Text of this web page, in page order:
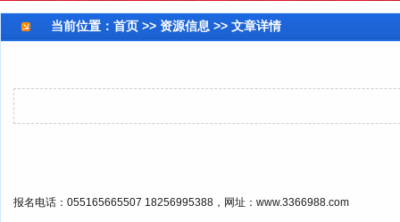
当前位置： 首页 >> 资源信息 >> 文章详情
报名电话：055165665507 18256995388，网址：www.3366988.com